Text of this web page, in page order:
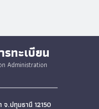
ทะเบียน
Administration
จ.ปทุมธานี 12150